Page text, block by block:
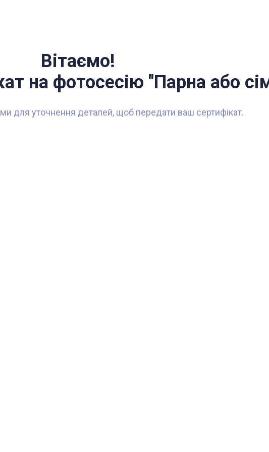
Вітаємо!
на фотосесію "Парна або
для уточнення деталей, щоб передати ваш сертифікат.